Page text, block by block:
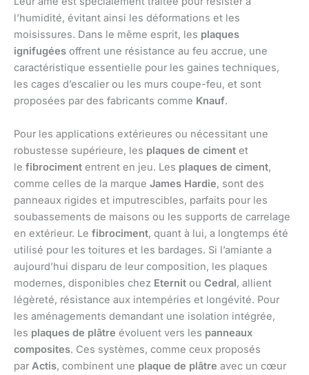
l’humidité, évitant ainsi les déformations et les
moisissures. Dans le même esprit, les plaques
ignifugées offrent une résistance au feu accrue, une
caractéristique essentielle pour les gaines techniques,
les cages d’escalier ou les murs coupe-feu, et sont
proposées par des fabricants comme Knauf.
Pour les applications extérieures ou nécessitant une
robustesse supérieure, les plaques de ciment et
le fibrociment entrent en jeu. Les plaques de ciment,
comme celles de la marque James Hardie, sont des
panneaux rigides et imputrescibles, parfaits pour les
soubassements de maisons ou les supports de carrelage
en extérieur. Le fibrociment, quant à lui, a longtemps été
utilisé pour les toitures et les bardages. Si l’amiante a
aujourd’hui disparu de leur composition, les plaques
modernes, disponibles chez Eternit ou Cedral, allient
légèreté, résistance aux intempéries et longévité. Pour
les aménagements demandant une isolation intégrée,
les plaques de plâtre évoluent vers les panneaux
composites. Ces systèmes, comme ceux proposés
par Actis, combinent une plaque de plâtre avec un cœur